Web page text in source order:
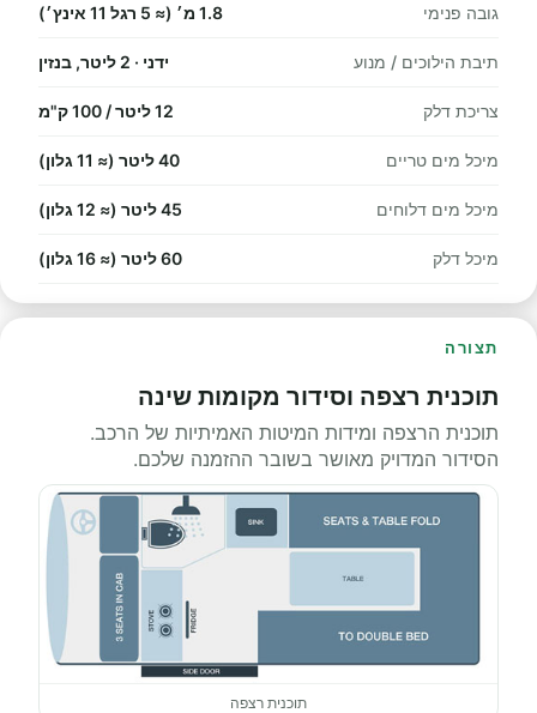
גובה פנימי 1.8 מ׳ (≈ 5 רגל 11 אינץ׳)
תיבת הילוכים / מנוע ידני · 2 ליטר, בנזין
צריכת דלק 12 ליטר / 100 ק"מ
מיכל מים טריים 40 ליטר (≈ 11 גלון)
מיכל מים דלוחים 45 ליטר (≈ 12 גלון)
מיכל דלק 60 ליטר (≈ 16 גלון)
תצורה
תוכנית רצפה וסידור מקומות שינה
תוכנית הרצפה ומידות המיטות האמיתיות של הרכב.
הסידור המדויק מאושר בשובר ההזמנה שלכם.
תוכנית רצפה